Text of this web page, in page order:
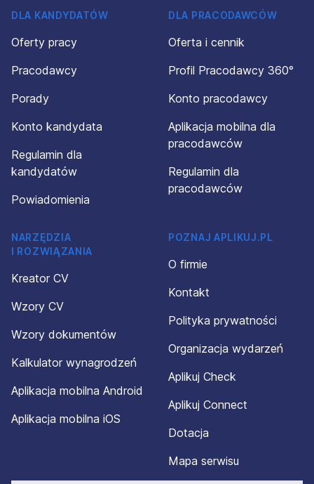
DLA KANDYDATÓW
Oferty pracy
Pracodawcy
Porady
Konto kandydata
Regulamin dla
kandydatów
Powiadomienia
DLA PRACODAWCÓW
Oferta i cennik
Profil Pracodawcy 360°
Konto pracodawcy
Aplikacja mobilna dla
pracodawców
Regulamin dla
pracodawców
NARZĘDZIA
I ROZWIĄZANIA
Kreator CV
Wzory CV
Wzory dokumentów
Kalkulator wynagrodzeń
Aplikacja mobilna Android
Aplikacja mobilna iOS
POZNAJ APLIKUJ.PL
O firmie
Kontakt
Polityka prywatności
Organizacja wydarzeń
Aplikuj Check
Aplikuj Connect
Dotacja
Mapa serwisu